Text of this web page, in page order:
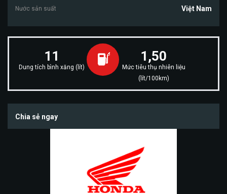
Nước sản suất Việt Nam
11
Dung tích bình xăng (lít)
1,50
Mức tiêu thụ nhiên liệu
(lít/100km)
Chia sẻ ngay